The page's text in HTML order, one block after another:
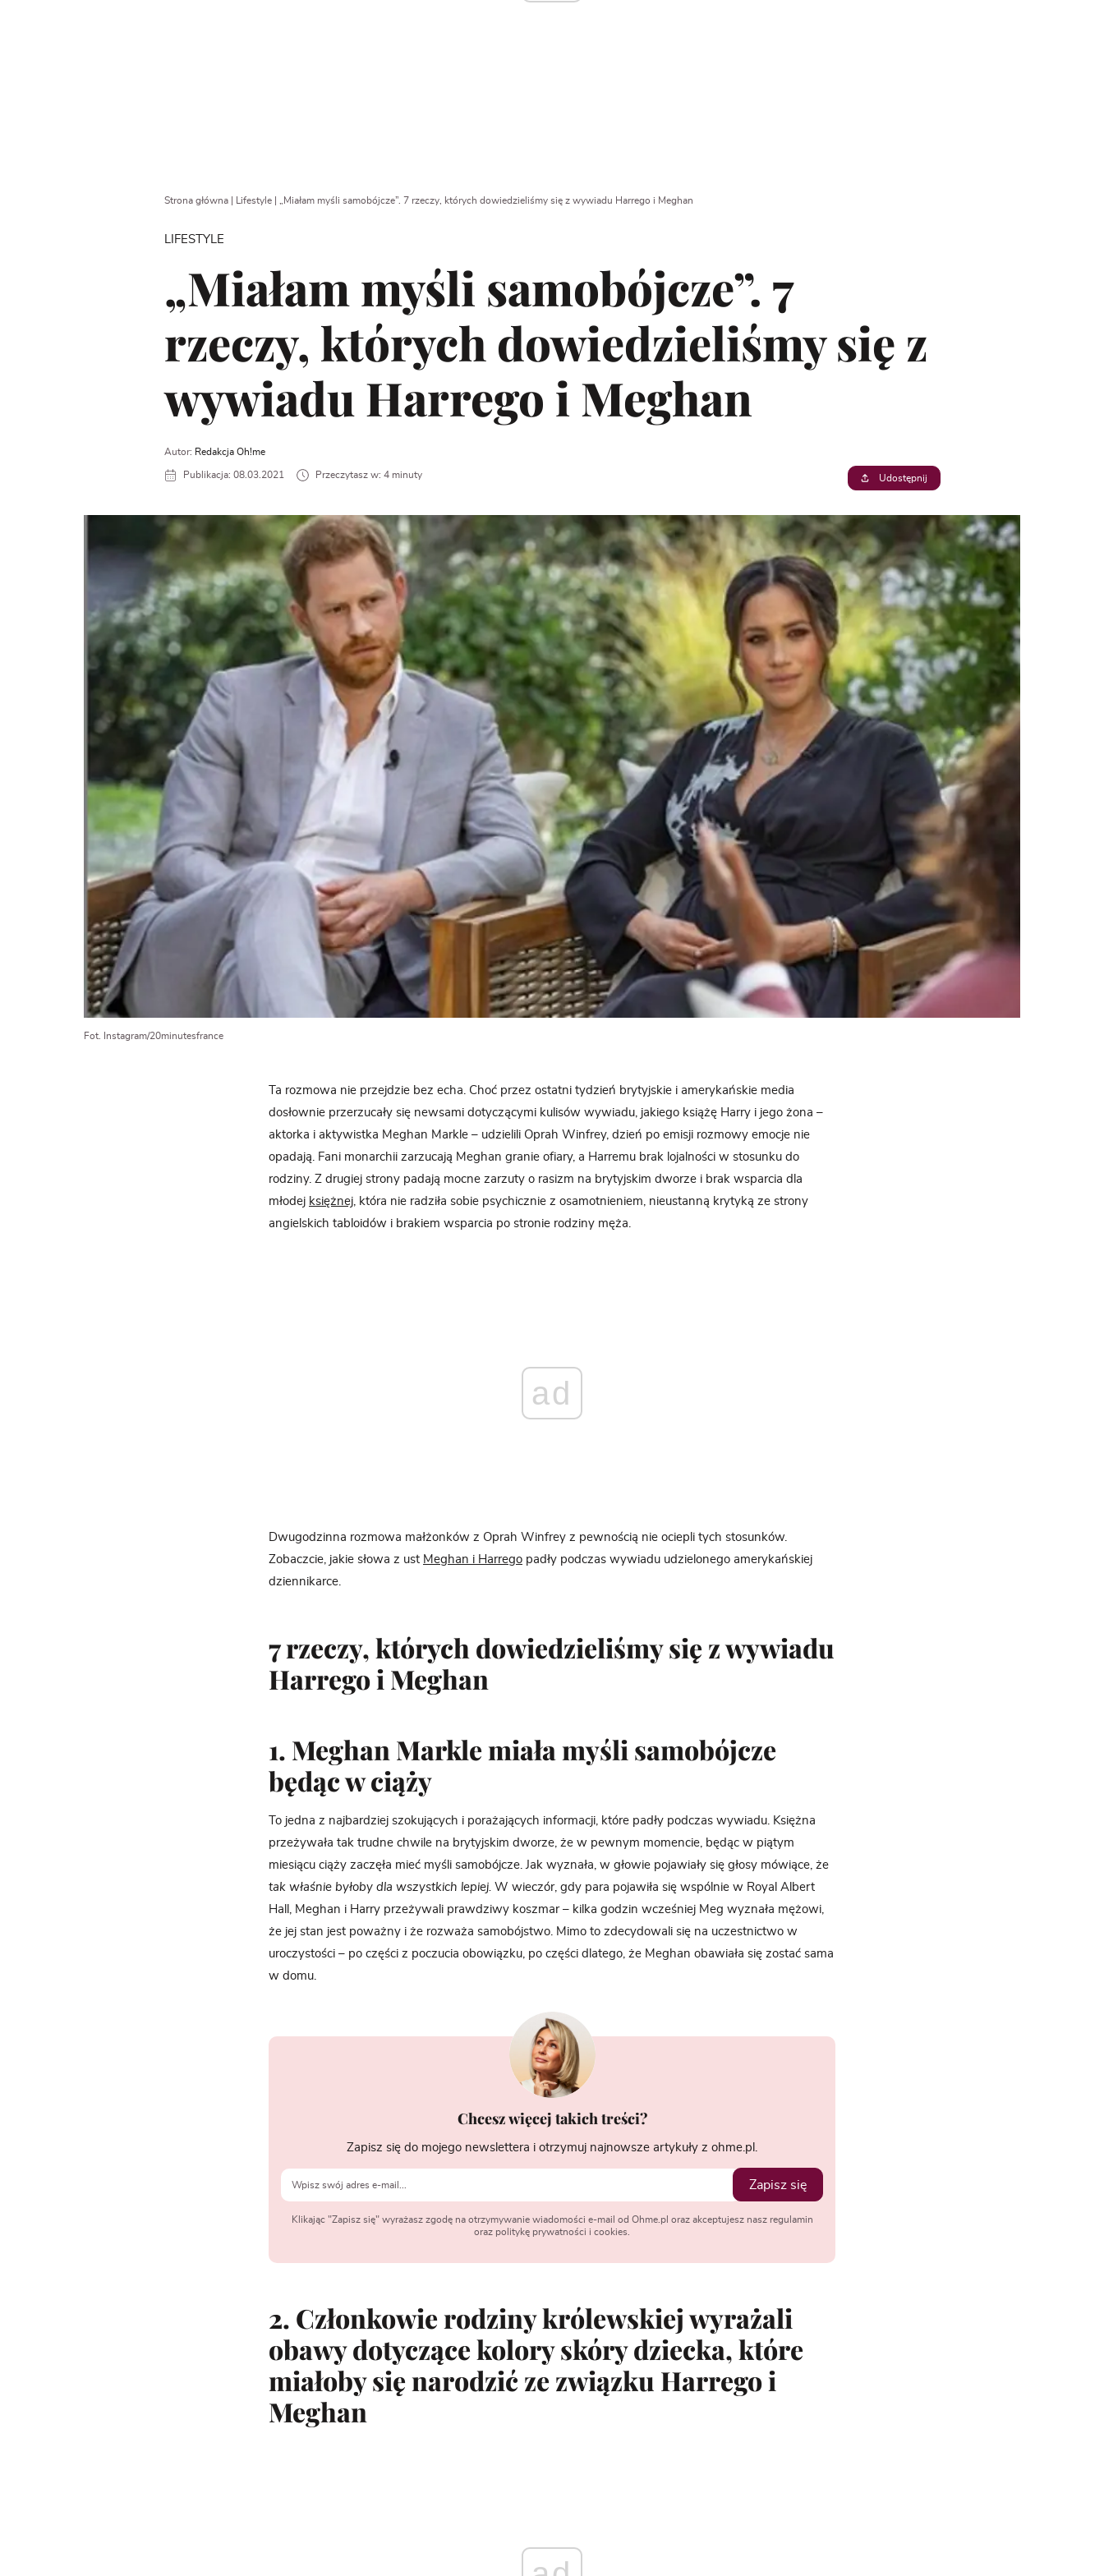
Strona główna| Lifestyle| „Miałam myśli samobójcze”. 7 rzeczy, których dowiedzieliśmy się z wywiadu Harrego i Meghan
LIFESTYLE
„Miałam myśli samobójcze”. 7
rzeczy, których dowiedzieliśmy się z
wywiadu Harrego i Meghan
Autor: Redakcja Oh!me
Publikacja: 08.03.2021 Przeczytasz w: 4 minuty Udostępnij
Fot. Instagram/20minutesfrance
Ta rozmowa nie przejdzie bez echa. Choć przez ostatni tydzień brytyjskie i amerykańskie media
dosłownie przerzucały się newsami dotyczącymi kulisów wywiadu, jakiego książę Harry i jego żona –
aktorka i aktywistka Meghan Markle – udzielili Oprah Winfrey, dzień po emisji rozmowy emocje nie
opadają. Fani monarchii zarzucają Meghan granie ofiary, a Harremu brak lojalności w stosunku do
rodziny. Z drugiej strony padają mocne zarzuty o rasizm na brytyjskim dworze i brak wsparcia dla
młodej księżnej, która nie radziła sobie psychicznie z osamotnieniem, nieustanną krytyką ze strony
angielskich tabloidów i brakiem wsparcia po stronie rodziny męża.
ad
Dwugodzinna rozmowa małżonków z Oprah Winfrey z pewnością nie ociepli tych stosunków.
Zobaczcie, jakie słowa z ust Meghan i Harrego padły podczas wywiadu udzielonego amerykańskiej
dziennikarce.
7 rzeczy, których dowiedzieliśmy się z wywiadu
Harrego i Meghan
1. Meghan Markle miała myśli samobójcze
będąc w ciąży
To jedna z najbardziej szokujących i porażających informacji, które padły podczas wywiadu. Księżna
przeżywała tak trudne chwile na brytyjskim dworze, że w pewnym momencie, będąc w piątym
miesiącu ciąży zaczęła mieć myśli samobójcze. Jak wyznała, w głowie pojawiały się głosy mówiące, że
tak właśnie byłoby dla wszystkich lepiej. W wieczór, gdy para pojawiła się wspólnie w Royal Albert
Hall, Meghan i Harry przeżywali prawdziwy koszmar – kilka godzin wcześniej Meg wyznała mężowi,
że jej stan jest poważny i że rozważa samobójstwo. Mimo to zdecydowali się na uczestnictwo w
uroczystości – po części z poczucia obowiązku, po części dlatego, że Meghan obawiała się zostać sama
w domu.
Chcesz więcej takich treści?
Zapisz się do mojego newslettera i otrzymuj najnowsze artykuły z ohme.pl.
Zapisz się
Klikając "Zapisz się" wyrażasz zgodę na otrzymywanie wiadomości e-mail od Ohme.pl oraz akceptujesz nasz regulamin
oraz politykę prywatności i cookies.
2. Członkowie rodziny królewskiej wyrażali
obawy dotyczące kolory skóry dziecka, które
miałoby się narodzić ze związku Harrego i
Meghan